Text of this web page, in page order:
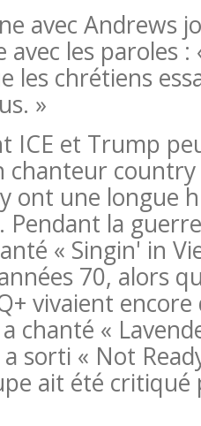
avec Andrews
les paroles :
les chrétiens
»
ICE et Trump
country
ont une longue
la
« Singin' in
70, alors
vivaient
chanté «
sorti « Not
ait été critiqué